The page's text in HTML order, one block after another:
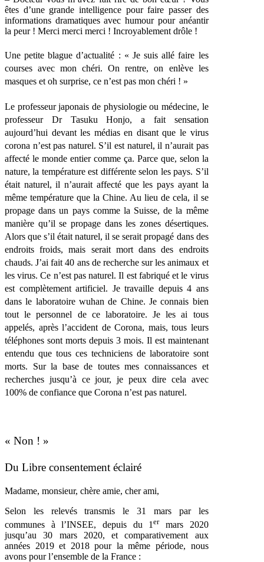
êtes d’une grande intelligence pour faire passer des
informations dramatiques avec humour pour anéantir
la peur ! Merci merci merci ! Incroyablement drôle !
Une petite blague d’actualité : « Je suis allé faire les
courses avec mon chéri. On rentre, on enlève les
masques et oh surprise, ce n’est pas mon chéri ! »
Le professeur japonais de physiologie ou médecine, le
professeur Dr Tasuku Honjo, a fait sensation
aujourd’hui devant les médias en disant que le virus
corona n’est pas naturel. S’il est naturel, il n’aurait pas
affecté le monde entier comme ça. Parce que, selon la
nature, la température est différente selon les pays. S’il
était naturel, il n’aurait affecté que les pays ayant la
même température que la Chine. Au lieu de cela, il se
propage dans un pays comme la Suisse, de la même
manière qu’il se propage dans les zones désertiques.
Alors que s’il était naturel, il se serait propagé dans des
endroits froids, mais serait mort dans des endroits
chauds. J’ai fait 40 ans de recherche sur les animaux et
les virus. Ce n’est pas naturel. Il est fabriqué et le virus
est complètement artificiel. Je travaille depuis 4 ans
dans le laboratoire wuhan de Chine. Je connais bien
tout le personnel de ce laboratoire. Je les ai tous
appelés, après l’accident de Corona, mais, tous leurs
téléphones sont morts depuis 3 mois. Il est maintenant
entendu que tous ces techniciens de laboratoire sont
morts. Sur la base de toutes mes connaissances et
recherches jusqu’à ce jour, je peux dire cela avec
100% de confiance que Corona n’est pas naturel.
« Non ! »
Du Libre consentement éclairé
Madame, monsieur, chère amie, cher ami,
Selon les relevés transmis le 31 mars par les
communes à l’INSEE, depuis du 1ermars 2020
jusqu’au 30 mars 2020, et comparativement aux
années 2019 et 2018 pour la même période, nous
avons pour l’ensemble de la France :